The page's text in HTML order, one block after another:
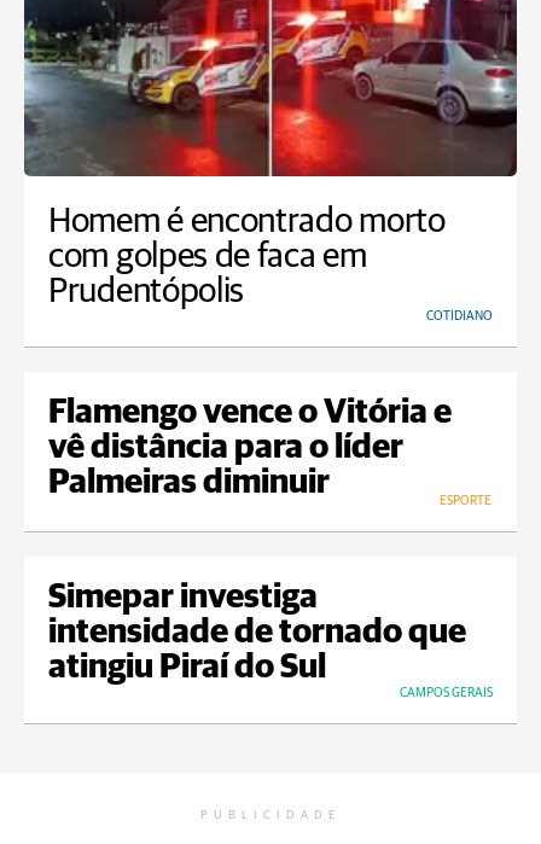
Homem é encontrado morto
com golpes de faca em
Prudentópolis
COTIDIANO
Flamengo vence o Vitória e
vê distância para o líder
Palmeiras diminuir
ESPORTE
Simepar investiga
intensidade de tornado que
atingiu Piraí do Sul
CAMPOS GERAIS
PUBLICIDADE